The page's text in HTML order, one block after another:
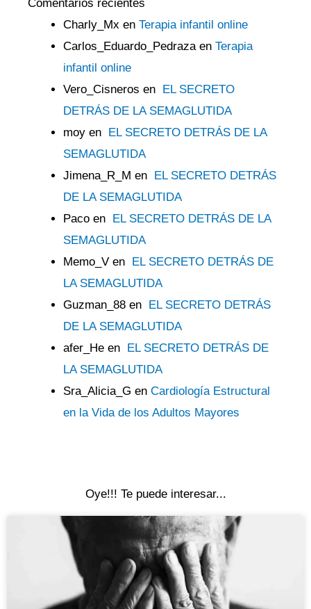
Comentarios recientes
Charly_Mx en Terapia infantil online
Carlos_Eduardo_Pedrazaen Terapia
infantil online
Vero_Cisneros en EL SECRETO
DETRÁS DE LA SEMAGLUTIDA
moy en EL SECRETO DETRÁS DE LA
SEMAGLUTIDA
Jimena_R_M en EL SECRETO DETRÁS
DE LA SEMAGLUTIDA
Paco en EL SECRETO DETRÁS DE LA
SEMAGLUTIDA
Memo_V en EL SECRETO DETRÁS DE
LA SEMAGLUTIDA
Guzman_88 en EL SECRETO DETRÁS
DE LA SEMAGLUTIDA
afer_He en EL SECRETO DETRÁS DE
LA SEMAGLUTIDA
Sra_Alicia_G en Cardiología Estructural
en la Vida de los Adultos Mayores
Oye!!! Te puede interesar...